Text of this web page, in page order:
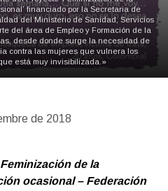
financiado por la Secretaria de
del Ministerio de Sanidad, Servicios
del área de Empleo y Formación de la
desde donde surge la necesidad de
contra las mujeres que vulnera los
está muy invisibilizada.»
de 2018
de la
ocasional – Federación